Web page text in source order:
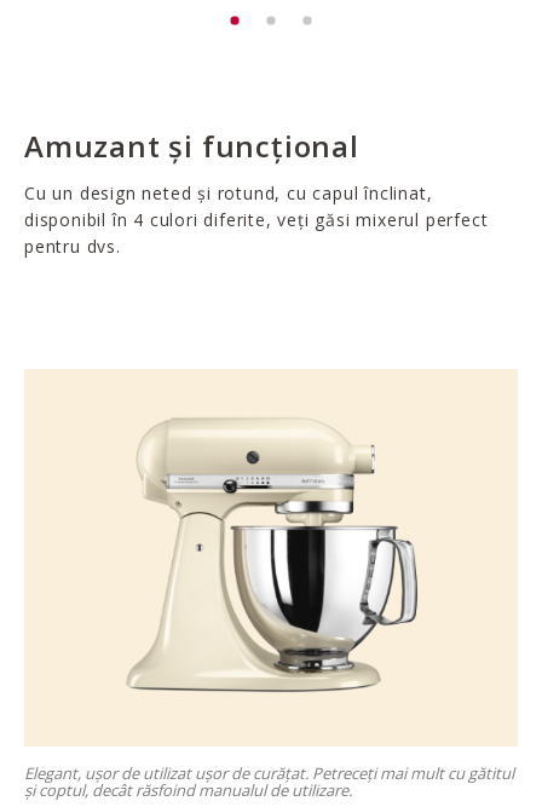
Amuzant și funcțional
Cu un design neted și rotund, cu capul înclinat,
disponibil în 4 culori diferite, veți găsi mixerul perfect
pentru dvs.
Elegant, ușor de utilizat ușor de curățat. Petreceți mai mult cu gătitul
și coptul, decât răsfoind manualul de utilizare.